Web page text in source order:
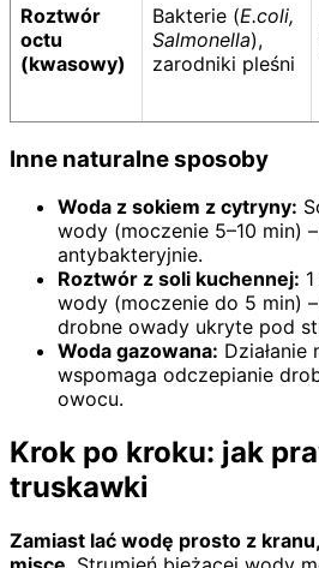
Roztwór
octu
(kwasowy)
Bakterie (E.coli,
Salmonella),
zarodniki pleśni
Inne naturalne sposoby
Woda z sokiem z cytryny:
wody (moczenie 5–10 min)
antybakteryjnie.
Roztwór z soli kuchennej:
wody (moczenie do 5 min)
drobne owady ukryte pod
Woda gazowana:
wspomaga odczepianie
owocu.
Krok po kroku: jak
truskawki
Zamiast lać wodę prosto z